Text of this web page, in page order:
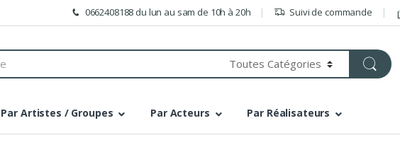
0662408188 du lun au sam de 10h à 20h Suivi de commande
Par Artistes / Groupes Par Acteurs Par Réalisateurs